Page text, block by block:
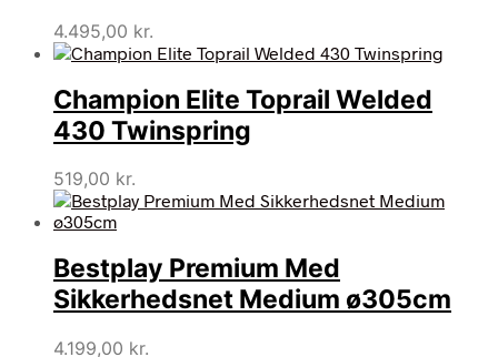
4.495,00 kr.
Champion Elite Toprail Welded
430 Twinspring
519,00 kr.
Bestplay Premium Med
Sikkerhedsnet Medium ø305cm
4.199,00 kr.